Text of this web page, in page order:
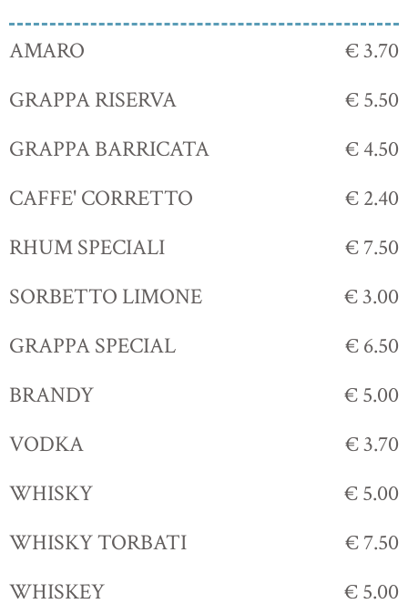
AMARO
€ 3.70
GRAPPA RISERVA
€ 5.50
GRAPPA BARRICATA
€ 4.50
CAFFE' CORRETTO
€ 2.40
RHUM SPECIALI
€ 7.50
SORBETTO LIMONE
€ 3.00
GRAPPA SPECIAL
€ 6.50
BRANDY
€ 5.00
VODKA
€ 3.70
WHISKY
€ 5.00
WHISKY TORBATI
€ 7.50
WHISKEY
€ 5.00